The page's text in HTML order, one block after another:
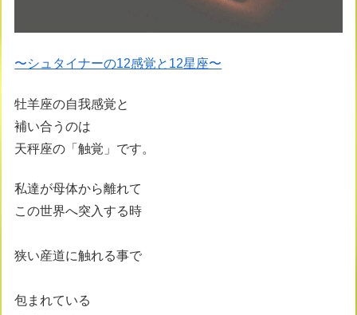
〜シュタイナーの12感覚と12星座〜
牡羊座の自我感覚と
補い合うのは
天秤座の「触覚」です。
私達が母体から離れて
この世界へ突入する時
狭い産道に触れる事で
包まれている